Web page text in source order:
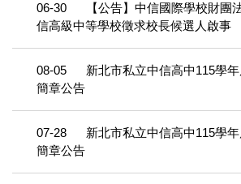
06-30
【公告】中信國際學校財團
信高級中等學校徵求校長候選人啟事
08-05
新北市私立中信高中115學
簡章公告
07-28
新北市私立中信高中115學
簡章公告